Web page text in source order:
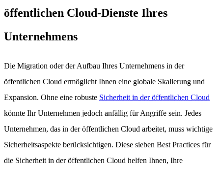
öffentlichen Cloud-Dienste Ihres
Unternehmens
Die Migration oder der Aufbau Ihres Unternehmens in der
öffentlichen Cloud ermöglicht Ihnen eine globale Skalierung und
Expansion. Ohne eine robuste Sicherheit in der öffentlichen Cloud
könnte Ihr Unternehmen jedoch anfällig für Angriffe sein. Jedes
Unternehmen, das in der öffentlichen Cloud arbeitet, muss wichtige
Sicherheitsaspekte berücksichtigen. Diese sieben Best Practices für
die Sicherheit in der öffentlichen Cloud helfen Ihnen, Ihre